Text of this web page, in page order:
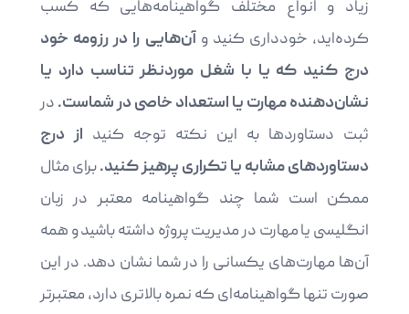
زیاد و انواع مختلف گواهینامه‌هایی که کسب
کرده‌اید، خودداری کنید وآن‌هایی را در رزومه خود
درج کنید که یا با شغل موردنظر تناسب دارد یا
نشان‌دهنده مهارت یا استعداد خاصی در شماست. در
ثبت دستاوردها به این نکته توجه کنید از درج
دستاوردهای مشابه یا تکراری پرهیز کنید.برای مثال
ممکن است شما چند گواهینامه معتبر در زبان
انگلیسی یا مهارت در مدیریت پروژه داشته باشید و همه
آن‌ها مهارت‌های یکسانی را در شما نشان دهد. در این
صورت تنها گواهینامه‌ای که نمره بالاتری دارد، معتبرتر